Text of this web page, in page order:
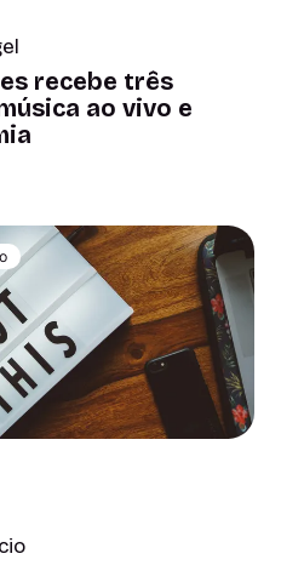
recebe três
ao vivo e